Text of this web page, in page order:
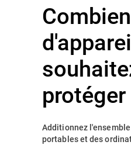
Combien
protéger
Additionnez
portables et des